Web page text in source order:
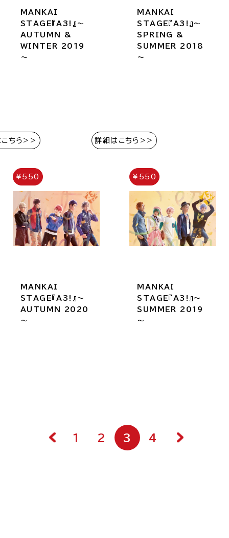
MANKAI
STAGE『A3!』～
AUTUMN &
WINTER 2019
～
MANKAI
STAGE『A3!』～
SPRING &
SUMMER 2018
～
MANKAI
STAGE『A3!』～
AUTUMN 2020
～
¥550
こちら>>
MANKAI
STAGE『A3!』～
SUMMER 2019
～
¥550
詳細はこちら>>
1 2 3 4